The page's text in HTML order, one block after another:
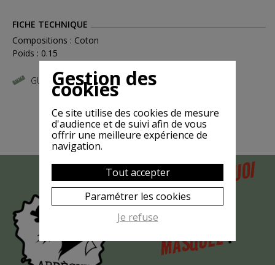
FICHE TECHNIQUE
Compositions : Coton
Poids : 0.15
GUIDE DES TAILLES
MAISPOURQUOI
LA CHÈVRE
EST-ELLE
MASQUÉE?
Gestion des
cookies
Ce site utilise des cookies de mesure
d'audience et de suivi afin de vous
offrir une meilleure expérience de
navigation.
Tout accepter
Paramétrer les cookies
Je refuse